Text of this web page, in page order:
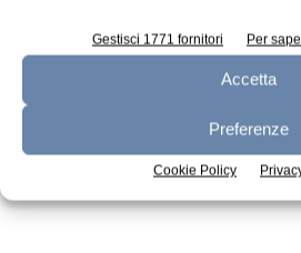
Gestisci 1771 fornitori Per
Accetta
Preferenze
Cookie Policyn.6 - Giugno 2026